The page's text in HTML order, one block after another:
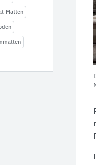
Matten